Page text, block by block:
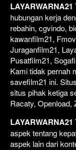
LAYARWARNA21
hubungan kerja
rebahin, cgvindo,
kawanfilm21,
Juraganfilm21,
Pusatfilm21,
Kami tidak pernah
savefilm21 ini.
situs pihak ketiga
Racaty, Openload,
LAYARWARNA21
aspek tentang
aspek lain dari